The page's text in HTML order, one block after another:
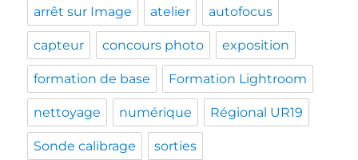
arrêt sur Image atelier autofocus
capteur concours photo exposition
formation de base Formation Lightroom
nettoyage numérique Régional UR19
Sonde calibrage sorties